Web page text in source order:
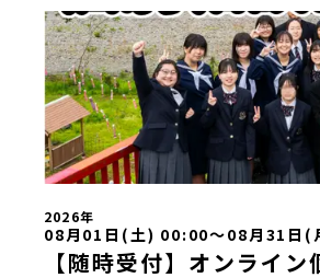
等学校宮崎県立高千穂高等学校鹿児島県
立高校国際高等専門学校（石川県）開志
(広島県) ※2日目のみ参加
気になるけど、時間が合わない……！そん
Instagram、西土佐分校HPで学校の様
HPhttps://sites.google.com/
学校の様子を発信しています▼公式イン
https://www.instagram.com/
オープンスクールは随時、受付中です学
すお気軽にお問合せください▼申し込み
↓↓https://docs.google.com/forms/d/
い合わせ先】TEL：0880-52-
2026年
08月01日(土) 00:00〜08月31日(
【随時受付】オンライ